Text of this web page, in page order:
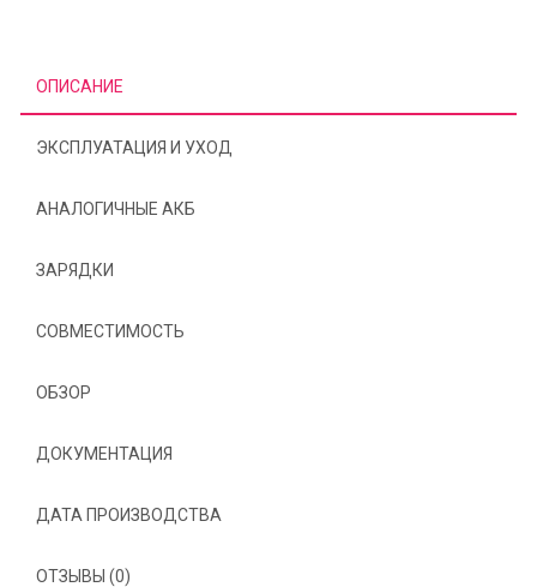
ОПИСАНИЕ
ЭКСПЛУАТАЦИЯ И УХОД
АНАЛОГИЧНЫЕ АКБ
ЗАРЯДКИ
СОВМЕСТИМОСТЬ
ОБЗОР
ДОКУМЕНТАЦИЯ
ДАТА ПРОИЗВОДСТВА
ОТЗЫВЫ (0)